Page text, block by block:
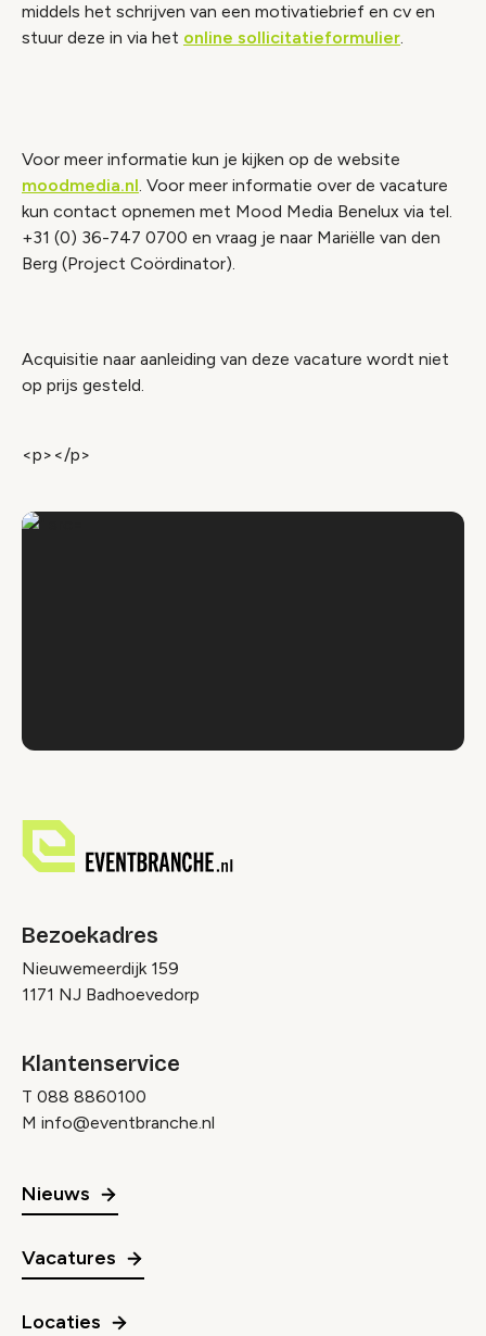
middels het schrijven van een motivatiebrief en cv en
stuur deze in via het online sollicitatieformulier.
Voor meer informatie kun je kijken op de website
moodmedia.nl. Voor meer informatie over de vacature
kun contact opnemen met Mood Media Benelux via tel.
+31 (0) 36-747 0700 en vraag je naar Mariëlle van den
Berg (Project Coördinator).
Acquisitie naar aanleiding van deze vacature wordt niet
op prijs gesteld.
<p></p>
Bezoekadres
Nieuwemeerdijk 159
1171 NJ Badhoevedorp
Klantenservice
T 088 8860100
M info@eventbranche.nl
Nieuws
Vacatures
Locaties